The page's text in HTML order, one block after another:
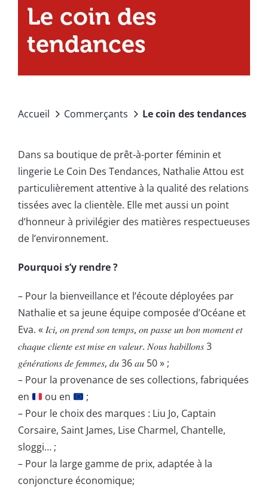
Le coin des
tendances
Accueil Commerçants Le coin des tendances
Dans sa boutique de prêt-à-porter féminin et
lingerie Le Coin Des Tendances, Nathalie Attou est
particulièrement attentive à la qualité des relations
tissées avec la clientèle. Elle met aussi un point
d’honneur à privilégier des matières respectueuses
de l’environnement.
Pourquoi s’y rendre ?
– Pour la bienveillance et l’écoute déployées par
Nathalie et sa jeune équipe composée d’Océane et
Eva. « 𝐼𝑐𝑖, 𝑜𝑛 𝑝𝑟𝑒𝑛𝑑 𝑠𝑜𝑛 𝑡𝑒𝑚𝑝𝑠, 𝑜𝑛 𝑝𝑎𝑠𝑠𝑒 𝑢𝑛 𝑏𝑜𝑛 𝑚𝑜𝑚𝑒𝑛𝑡 𝑒𝑡
𝑐ℎ𝑎𝑞𝑢𝑒 𝑐𝑙𝑖𝑒𝑛𝑡𝑒 𝑒𝑠𝑡 𝑚𝑖𝑠𝑒 𝑒𝑛 𝑣𝑎𝑙𝑒𝑢𝑟. 𝑁𝑜𝑢𝑠 ℎ𝑎𝑏𝑖𝑙𝑙𝑜𝑛𝑠 3
𝑔𝑒́𝑛𝑒́𝑟𝑎𝑡𝑖𝑜𝑛𝑠 𝑑𝑒 𝑓𝑒𝑚𝑚𝑒𝑠, 𝑑𝑢 36 𝑎𝑢 50 » ;
– Pour la provenance de ses collections, fabriquées
en
ou en
;
– Pour le choix des marques : Liu Jo, Captain
Corsaire, Saint James, Lise Charmel, Chantelle,
sloggi… ;
– Pour la large gamme de prix, adaptée à la
conjoncture économique;